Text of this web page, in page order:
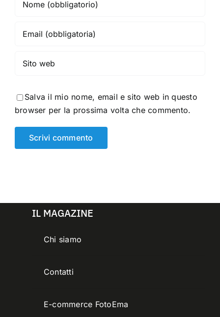
Salva il mio nome, email e sito web in questo
browser per la prossima volta che commento.
IL MAGAZINE
Chi siamo
Contatti
E-commerce FotoEma